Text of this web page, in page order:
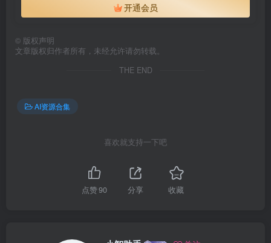
开通会员
© 版权声明
文章版权归作者所有，未经允许请勿转载。
THE END
AI资源合集
喜欢就支持一下吧
点赞90 分享 收藏